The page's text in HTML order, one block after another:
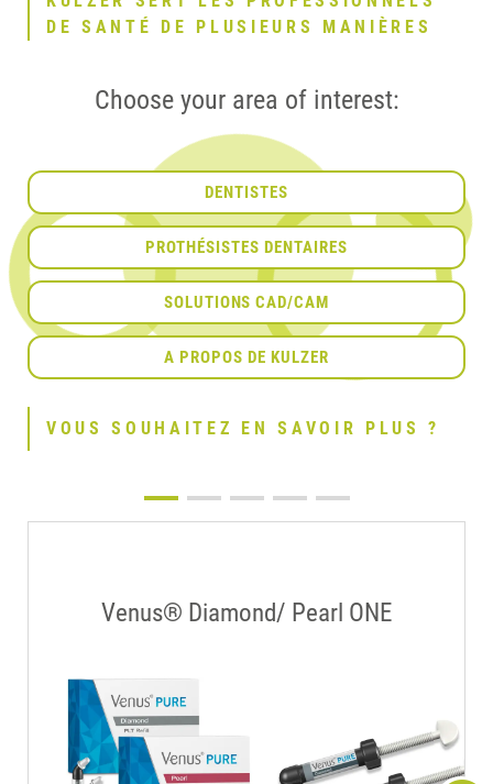
DE SANTÉ DE PLUSIEURS MANIÈRES
Choose your area of interest:
DENTISTES
PROTHÉSISTES DENTAIRES
SOLUTIONS CAD/CAM
A PROPOS DE KULZER
VOUS SOUHAITEZ EN SAVOIR PLUS ?
Venus® Diamond/ Pearl ONE